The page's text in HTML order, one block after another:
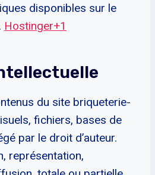
disponibles sur le
Hostinger+1
du site briqueterie-
fichiers, bases de
par le droit d’auteur.
représentation,